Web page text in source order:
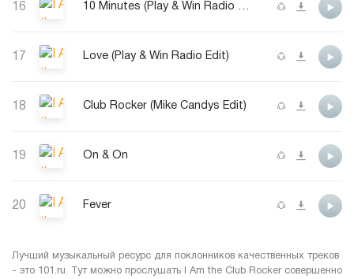
16 10 Minutes (Play & Win Radio Edit)
17 Love (Play & Win Radio Edit)
18 Club Rocker (Mike Candys Edit)
19 On & On
20 Fever
Лучший музыкальный ресурс для поклонников качественных треков
- это 101.ru. Тут можно прослушать I Am the Club Rocker совершенно